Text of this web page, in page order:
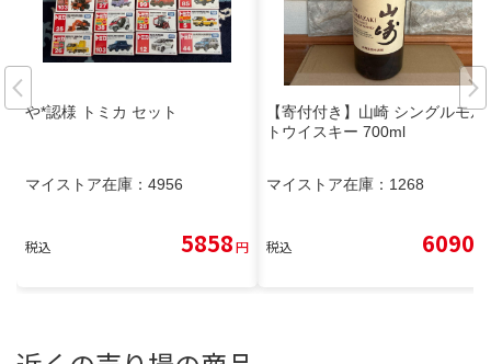
や*認様 トミカ セット
マイストア在庫： 4956
税込 5858円
【寄付付き】山崎 シングルモル
トウイスキー 700ml
マイストア在庫： 1268
税込 6090